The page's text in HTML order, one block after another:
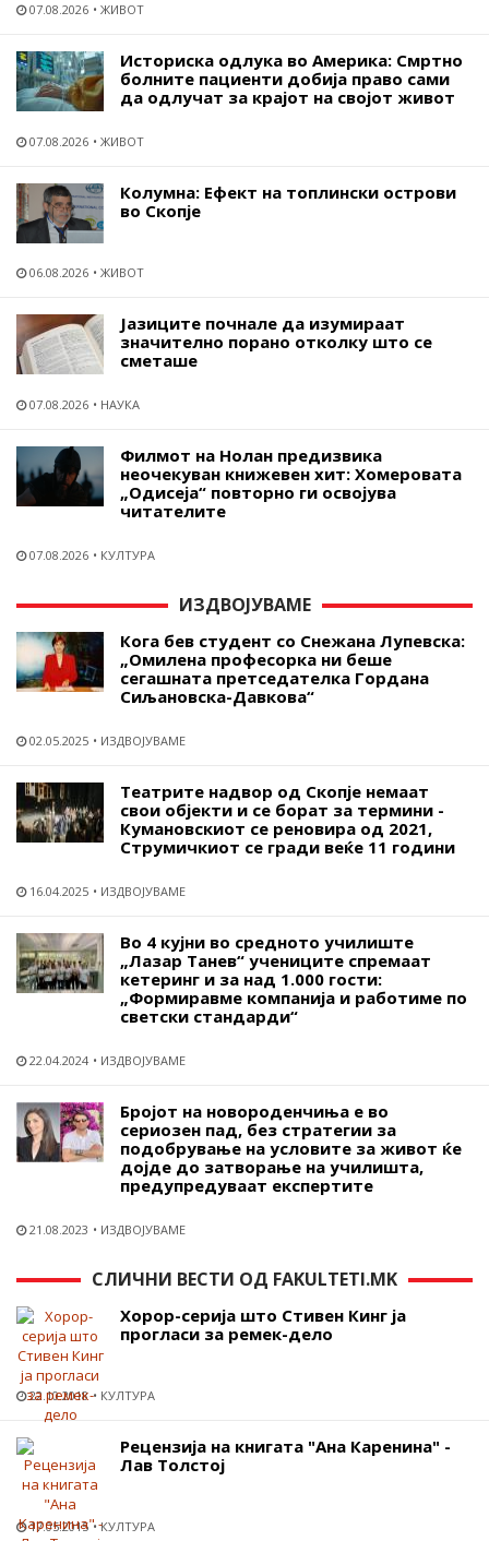
07.08.2026 ЖИВОТ
Историска одлука во Америка: Смртно
болните пациенти добија право сами
да одлучат за крајот на својот живот
07.08.2026 ЖИВОТ
Колумна: Ефект на топлински острови
во Скопје
06.08.2026 ЖИВОТ
Јазиците почнале да изумираат
значително порано отколку што се
сметаше
07.08.2026 НАУКА
Филмот на Нолан предизвика
неочекуван книжевен хит: Хомеровата
„Одисеја“ повторно ги освојува
читателите
07.08.2026 КУЛТУРА
ИЗДВОЈУВАМЕ
Кога бев студент со Снежана Лупевска:
„Омилена професорка ни беше
сегашната претседателка Гордана
Сиљановска-Давкова“
02.05.2025 ИЗДВОЈУВАМЕ
Театрите надвор од Скопје немаат
свои објекти и се борат за термини -
Кумановскиот се реновира од 2021,
Струмичкиот се гради веќе 11 години
16.04.2025 ИЗДВОЈУВАМЕ
Во 4 кујни во средното училиште
„Лазар Танев“ учениците спремаат
кетеринг и за над 1.000 гости:
„Формиравме компанија и работиме по
светски стандарди“
22.04.2024 ИЗДВОЈУВАМЕ
Бројот на новороденчиња е во
сериозен пад, без стратегии за
подобрување на условите за живот ќе
дојде до затворање на училишта,
предупредуваат експертите
21.08.2023 ИЗДВОЈУВАМЕ
СЛИЧНИ ВЕСТИ ОД FAKULTETI.MK
Хорор-серија што Стивен Кинг ја
прогласи за ремек-дело
22.10.2018 КУЛТУРА
Рецензија на книгата "Ана Каренина" -
Лав Толстој
17.05.2015 КУЛТУРА